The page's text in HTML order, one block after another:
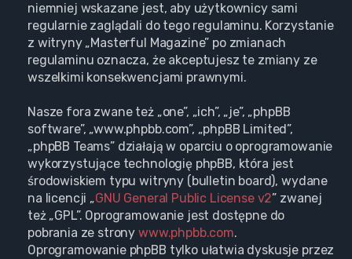
niemniej wskazane jest, aby użytkownicy sami
regularnie zaglądali do tego regulaminu. Korzystanie
z witryny „Masterful Magazine” po zmianach
regulaminu oznacza, że akceptujesz te zmiany ze
wszelkimi konsekwencjami prawnymi.
Nasze fora zwane też „one”, „ich”, „je”, „phpBB
software”, „www.phpbb.com”, „phpBB Limited”,
„phpBB Teams” działają w oparciu o oprogramowanie
wykorzystujące technologię phpBB, która jest
środowiskiem typu witryny (bulletin board), wydane
na licencji „GNU General Public License v2” zwanej
też „GPL”. Oprogramowanie jest dostępne do
pobrania ze strony www.phpbb.com.
Oprogramowanie phpBB tylko ułatwia dyskusje przez